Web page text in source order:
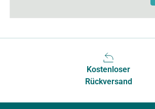
Schnelle
Lieferung